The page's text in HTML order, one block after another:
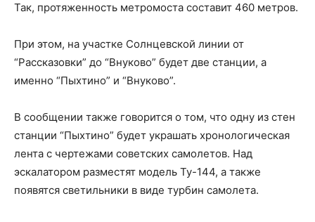
Так, протяженность метромоста составит 460 метров.
При этом, на участке Солнцевской линии от
“Рассказовки” до “Внуково” будет две станции, а
именно “Пыхтино” и “Внуково”.
В сообщении также говорится о том, что одну из стен
станции “Пыхтино” будет украшать хронологическая
лента с чертежами советских самолетов. Над
эскалатором разместят модель Ту-144, а также
появятся светильники в виде турбин самолета.